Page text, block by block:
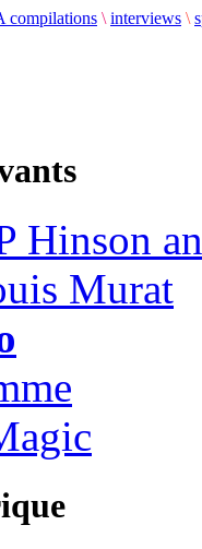
compilations \ interviews \
Hinson
Murat